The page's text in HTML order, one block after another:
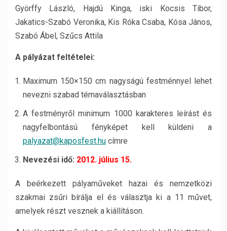
Györffy László, Hajdú Kinga, iski Kocsis Tibor,
Jakatics-Szabó Veronika, Kis Róka Csaba, Kósa János,
Szabó Ábel, Szűcs Attila
A pályázat feltételei:
Maximum 150×150 cm nagyságú festménnyel lehet
nevezni szabad témaválasztásban
A festményről minimum 1000 karakteres leírást és
nagyfelbontású fényképet kell küldeni a
palyazat@kaposfest.hu címre
Nevezési idő: 2012. július 15.
A beérkezett pályaműveket hazai és nemzetközi
szakmai zsűri bírálja el és választja ki a 11 művet,
amelyek részt vesznek a kiállításon.